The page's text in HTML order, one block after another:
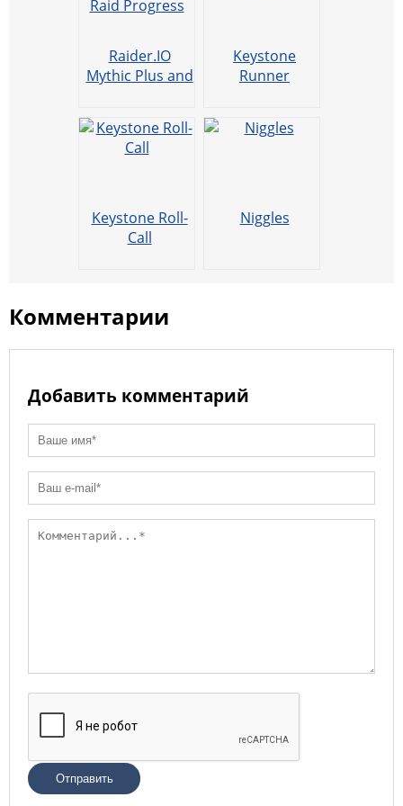
Raider.IO
Mythic Plus and
Keystone
Runner
Keystone Roll-
Call
Niggles
Комментарии
Добавить комментарий
Отправить